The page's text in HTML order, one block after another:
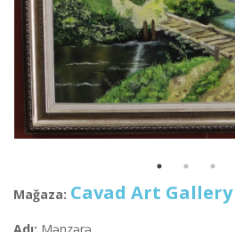
Mağaza: Cavad Art Gallery